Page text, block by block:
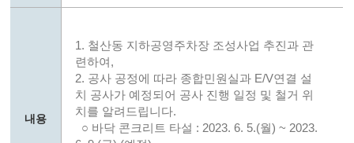
내용
1. 철산동 지하공영주차장 조성사업 추진과 관
련하여,
2. 공사 공정에 따라 종합민원실과 E/V연결 설
치 공사가 예정되어 공사 진행 일정 및 철거 위
치를 알려드립니다.
○ 바닥 콘크리트 타설 : 2023. 6. 5.(월) ~ 2023.